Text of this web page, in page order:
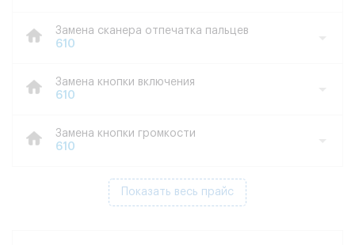
Замена сканера отпечатка пальцев
610
Замена кнопки включения
610
Замена кнопки громкости
610
Показать весь прайс